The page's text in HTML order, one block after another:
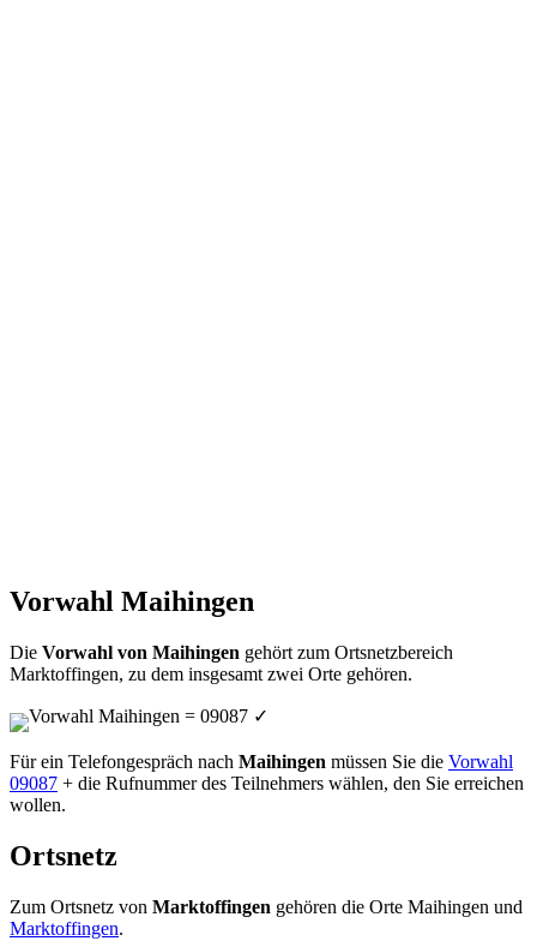
Vorwahl Maihingen
Die Vorwahl von Maihingen gehört zum Ortsnetzbereich
Marktoffingen, zu dem insgesamt zwei Orte gehören.
Vorwahl Maihingen = 09087 ✓
Für ein Telefongespräch nach Maihingen müssen Sie die Vorwahl
09087 + die Rufnummer des Teilnehmers wählen, den Sie erreichen
wollen.
Ortsnetz
Zum Ortsnetz von Marktoffingen gehören die Orte Maihingen und
Marktoffingen.